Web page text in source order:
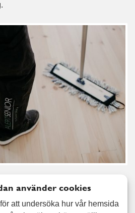
närmar sig är det mycket du
i samband med att du lämnar
använder cookies
att undersöka hur vår hemsida